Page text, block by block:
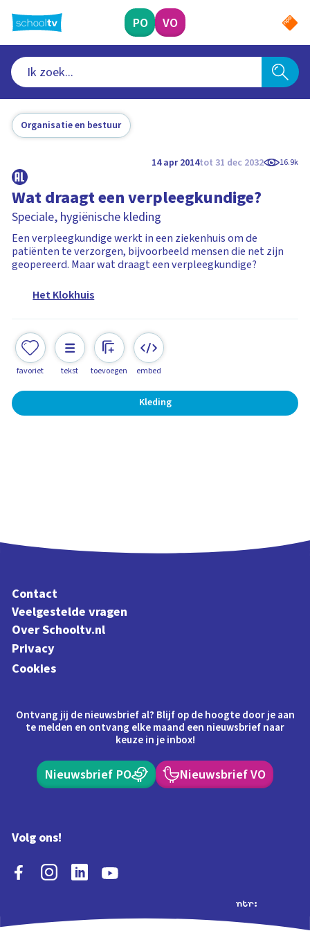
naar
hoofdinhoud
PO VO
Organisatie en bestuur
14 apr 2014tot 31 dec 2032 16.9k
Wat draagt een verpleegkundige?
Speciale, hygiënische kleding
Een verpleegkundige werkt in een ziekenhuis om de
patiënten te verzorgen, bijvoorbeeld mensen die net zijn
geopereerd. Maar wat draagt een verpleegkundige?
Het Klokhuis
favoriet tekst toevoegen embed
Kleding
Contact
Veelgestelde vragen
Over Schooltv.nl
Privacy
Cookies
Ontvang jij de nieuwsbrief al? Blijf op de hoogte door je aan
te melden en ontvang elke maand een nieuwsbrief naar
keuze in je inbox!
Nieuwsbrief PO Nieuwsbrief VO
Volg ons!